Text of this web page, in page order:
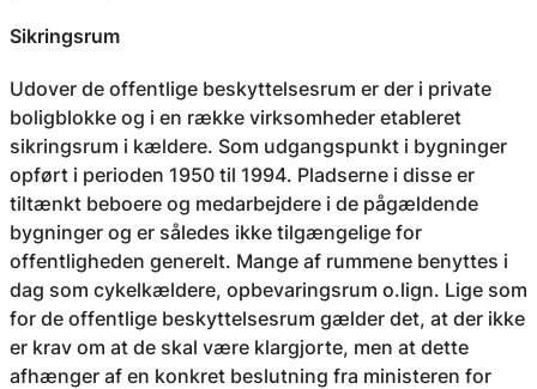
Sikringsrum
Udover de offentlige beskyttelsesrum er der i private
boligblokke og i en række virksomheder etableret
sikringsrum i kældere. Som udgangspunkt i bygninger
opført i perioden 1950 til 1994. Pladserne i disse er
tiltænkt beboere og medarbejdere i de pågældende
bygninger og er således ikke tilgængelige for
offentligheden generelt. Mange af rummene benyttes i
dag som cykelkældere, opbevaringsrum o.lign. Lige som
for de offentlige beskyttelsesrum gælder det, at der ikke
er krav om at de skal være klargjorte, men at dette
afhænger af en konkret beslutning fra ministeren for